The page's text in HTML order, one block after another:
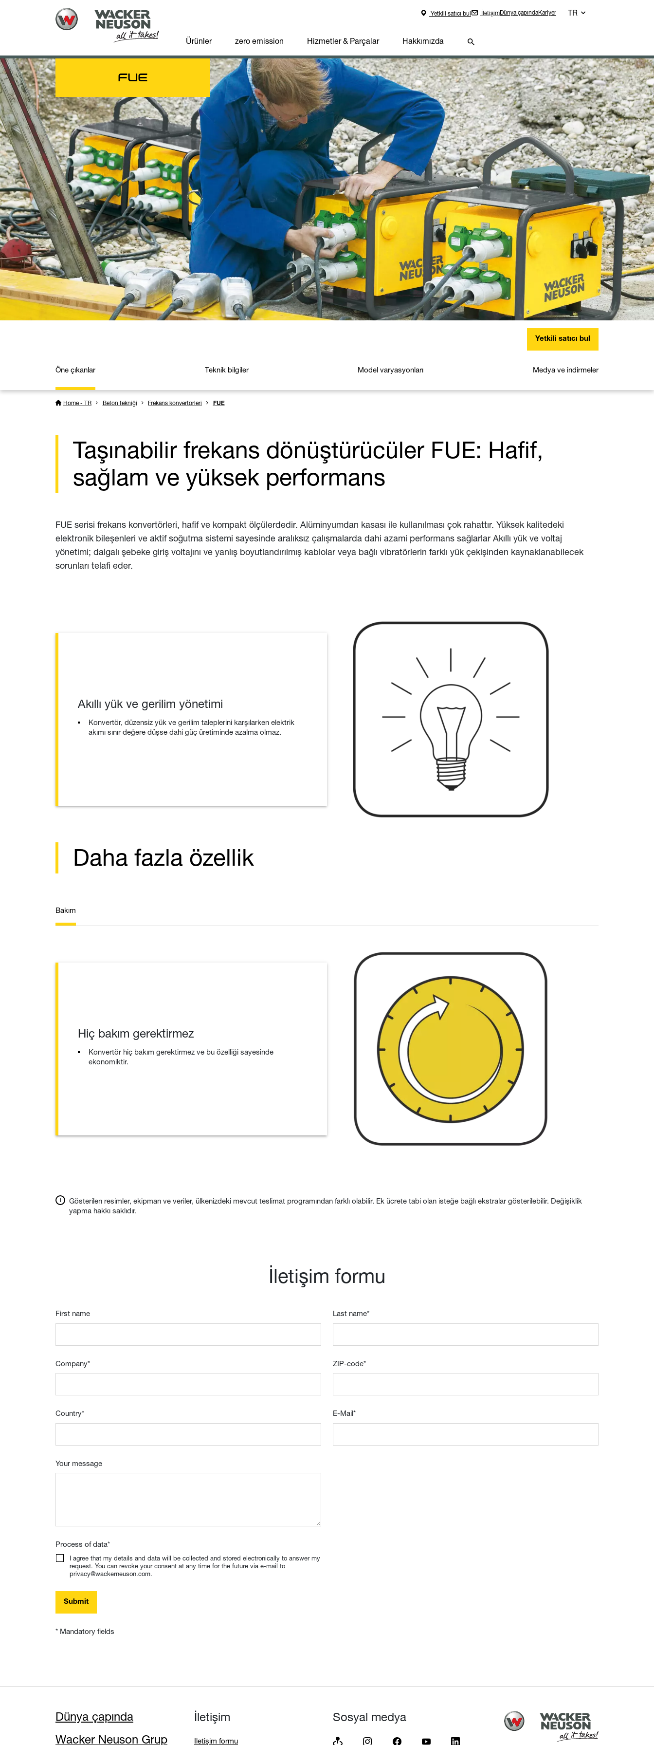
Yetkili satıcı bul İletişimDünya çapındaKariyer TR
Ürünler zero emission Hizmetler & Parçalar Hakkımızda
FUE
Yetkili satıcı bul
Öne çıkanlar Teknik bilgiler Model varyasyonları Medya ve indirmeler
Home - TR Beton tekniği Frekans konvertörleri FUE
Taşınabilir frekans dönüştürücüler FUE: Hafif,
sağlam ve yüksek performans
FUE serisi frekans konvertörleri, hafif ve kompakt ölçülerdedir. Alüminyumdan kasası ile kullanılması çok rahattır. Yüksek kalitedeki
elektronik bileşenleri ve aktif soğutma sistemi sayesinde aralıksız çalışmalarda dahi azami performans sağlarlar Akıllı yük ve voltaj
yönetimi; dalgalı şebeke giriş voltajını ve yanlış boyutlandırılmış kablolar veya bağlı vibratörlerin farklı yük çekişinden kaynaklanabilecek
sorunları telafi eder.
Akıllı yük ve gerilim yönetimi
Konvertör, düzensiz yük ve gerilim taleplerini karşılarken elektrik
akımı sınır değere düşse dahi güç üretiminde azalma olmaz.
Daha fazla özellik
Bakım
Hiç bakım gerektirmez
Konvertör hiç bakım gerektirmez ve bu özelliği sayesinde
ekonomiktir.
Gösterilen resimler, ekipman ve veriler, ülkenizdeki mevcut teslimat programından farklı olabilir. Ek ücrete tabi olan isteğe bağlı ekstralar gösterilebilir. Değişiklik
yapma hakkı saklıdır.
İletişim formu
First name Last name*
Company* ZIP-code*
Country* E-Mail*
Your message
Process of data*
I agree that my details and data will be collected and stored electronically to answer my
request. You can revoke your consent at any time for the future via e-mail to
privacy@wackerneuson.com.
Submit
* Mandatory fields
Dünya çapında
Wacker Neuson Grup
İletişim
Iletişim formu
Sosyal medya